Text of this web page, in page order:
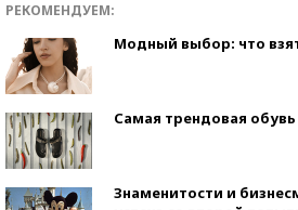
РЕКОМЕНДУЕМ:
Модный выбор: что
Самая трендовая обувь
Знаменитости и